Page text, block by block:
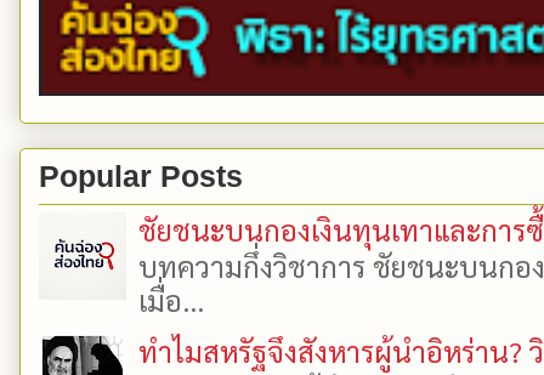
Popular Posts
ชัยชนะบนกองเงินทุนเทาและการ
บทความกึ่งวิชาการ ชัยชนะบนกอ
เมื่อ...
ทำไมสหรัฐจึงสังหารผู้นำอิหร่าน?